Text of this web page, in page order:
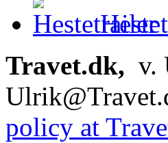
Travet.dk, v.
policy at